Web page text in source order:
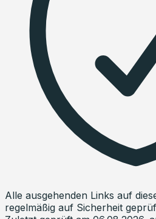
Alle ausgehenden Links auf
regelmäßig auf Sicherheit